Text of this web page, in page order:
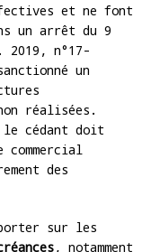
et ne font
un arrêt du 9
n°17-
un
réalisées.
le cédant doit
des
sur les
, notamment